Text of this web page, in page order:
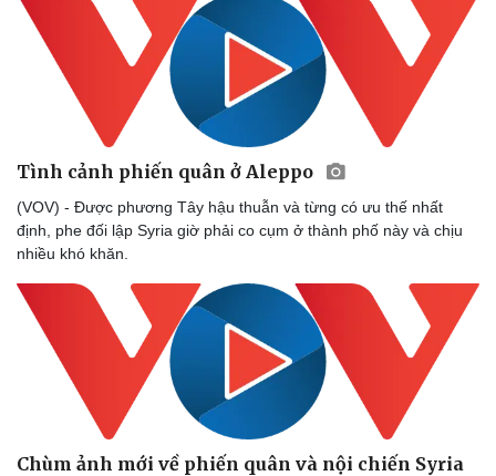
Tình cảnh phiến quân ở Aleppo
(VOV) - Được phương Tây hậu thuẫn và từng có ưu thế nhất
định, phe đối lập Syria giờ phải co cụm ở thành phố này và chịu
nhiều khó khăn.
Chùm ảnh mới về phiến quân và nội chiến Syria